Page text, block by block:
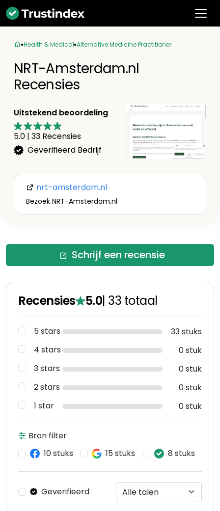
Health & Medical Alternative Medicine Practitioner
NRT-Amsterdam.nl
Recensies
Uitstekend beoordeling
5.0 | 33 Recensies
Geverifieerd Bedrijf
nrt-amsterdam.nl
Bezoek NRT-Amsterdam.nl
Schrijf een recensie
Recensies 5.0| 33 totaal
5 stars
33 stuks
4 stars
0 stuk
3 stars
0 stuk
2 stars
0 stuk
1 star
0 stuk
Bron filter
10 stuks
15 stuks 8 stuks
Geverifieerd